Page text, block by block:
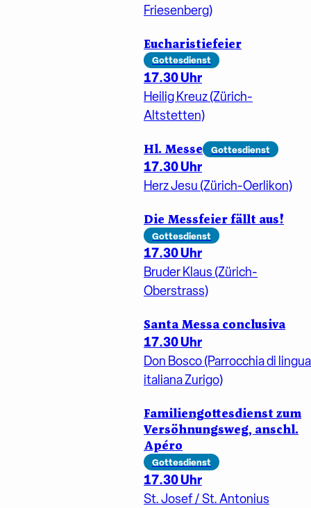
Friesenberg)
Eucharistiefeier
Gottesdienst
17.30 Uhr
Heilig Kreuz (Zürich-
Altstetten)
Hl. Messe Gottesdienst
17.30 Uhr
Herz Jesu (Zürich-Oerlikon)
Die Messfeier fällt aus!
Gottesdienst
17.30 Uhr
Bruder Klaus (Zürich-
Oberstrass)
Santa Messa conclusiva
17.30 Uhr
Don Bosco (Parrocchia di lingua
italiana Zurigo)
Familiengottesdienst zum
Versöhnungsweg, anschl.
Apéro
Gottesdienst
17.30 Uhr
St. Josef / St. Antonius